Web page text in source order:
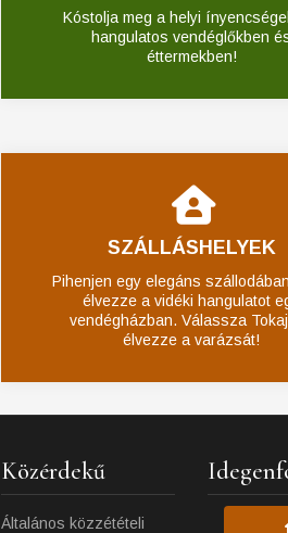
Kóstolja meg a helyi
hangulatos vendéglőkben
éttermekben!
SZÁLLÁSHELYEK
Pihenjen egy elegáns
élvezze a vidéki hangulatot
vendégházban. Válassza
élvezze a varázsát!
Közérdekű
Általános közzétételi